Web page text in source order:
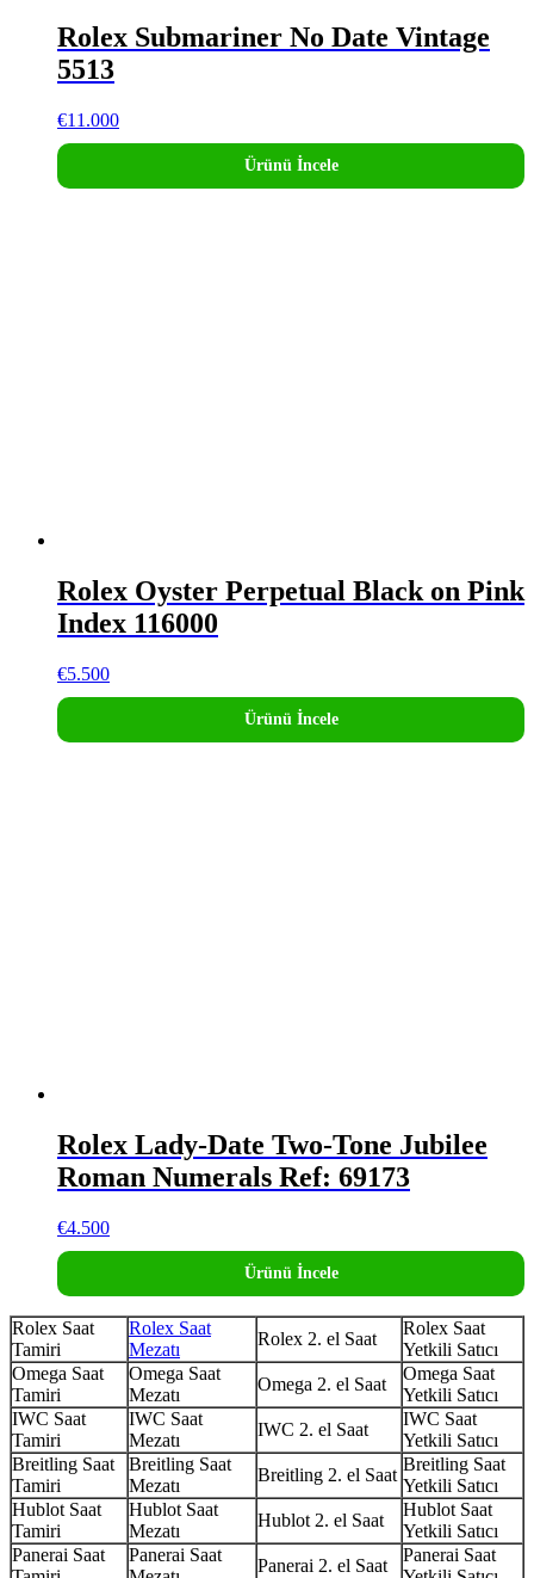
Rolex Submariner No Date Vintage
5513
€11.000
Ürünü İncele
Rolex Oyster Perpetual Black on Pink
Index 116000
€5.500
Ürünü İncele
Rolex Lady-Date Two-Tone Jubilee
Roman Numerals Ref: 69173
€4.500
Ürünü İncele
Rolex Saat
Tamiri
Rolex Saat
Mezatı
Rolex 2. el Saat
Rolex Saat
Yetkili Satıcı
Omega Saat
Tamiri
Omega Saat
Mezatı
Omega 2. el Saat
Omega Saat
Yetkili Satıcı
IWC Saat
Tamiri
IWC Saat
Mezatı
IWC 2. el Saat
IWC Saat
Yetkili Satıcı
Breitling Saat
Tamiri
Breitling Saat
Mezatı
Breitling 2. el Saat
Breitling Saat
Yetkili Satıcı
Hublot Saat
Tamiri
Hublot Saat
Mezatı
Hublot 2. el Saat
Hublot Saat
Yetkili Satıcı
Panerai Saat
Panerai Saat
Panerai 2. el Saat
Panerai Saat